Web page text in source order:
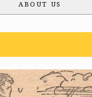
ABOUT US